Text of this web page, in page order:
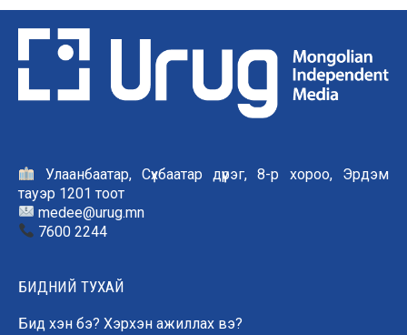
Улаанбаатар, Сүхбаатар дүүрэг, 8-р хороо, Эрдэм
тауэр 1201 тоот
medee@urug.mn
7600 2244
БИДНИЙ ТУХАЙ
Бид хэн бэ? Хэрхэн ажиллах вэ?